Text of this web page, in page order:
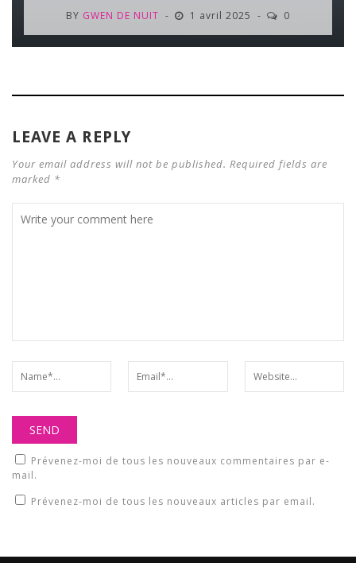
BY GWEN DE NUIT 1 avril 2025 0
LEAVE A REPLY
Your email address will not be published. Required fields are
marked *
Prévenez-moi de tous les nouveaux commentaires par e-
mail.
Prévenez-moi de tous les nouveaux articles par email.